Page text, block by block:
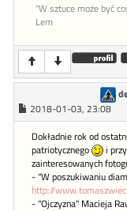
"W sztu­ce może być
Lem
2018-01-03, 23:08
Dokładnie rok od
patriotycznego
i
zainteresowanych
- "W poszukiwaniu
http://
- "Ojczyzna" Macieja